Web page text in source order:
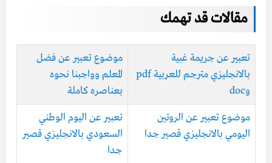
مقالات قد تهمك
تعبير عن جريمة غبية
بالانجليزي مترجم للعربية pdf
وdoc
موضوع تعبير عن فضل
المعلم وواجبنا نحوه
بعناصره كاملة
موضوع تعبير عن الروتين
اليومي بالانجليزي قصير جدا
تعبير عن اليوم الوطني
السعودي بالانجليزي قصير
جدا